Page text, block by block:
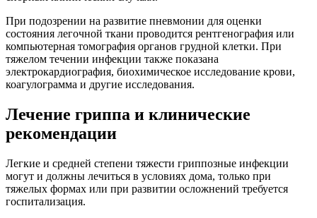
При подозрении на развитие пневмонии для оценки
состояния легочной ткани проводится рентгенография или
компьютерная томография органов грудной клетки. При
тяжелом течении инфекции также показана
электрокардиография, биохимическое исследование крови,
коагулограмма и другие исследования.
Лечение гриппа и клинические
рекомендации
Легкие и средней степени тяжести гриппозные инфекции
могут и должны лечиться в условиях дома, только при
тяжелых формах или при развитии осложнений требуется
госпитализация.